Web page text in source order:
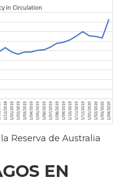
Reserva de Australia
EN